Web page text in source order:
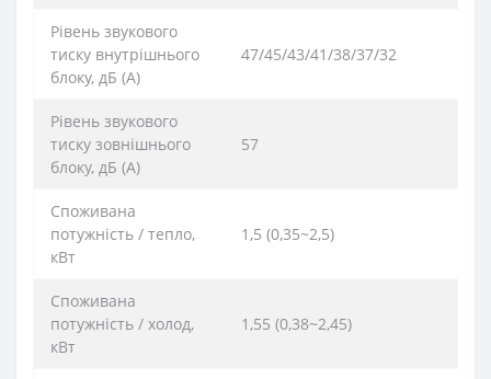
Рівень звукового
тиску внутрішнього
блоку, дБ (А)
47/45/43/41/38/37/32
Рівень звукового
тиску зовнішнього
блоку, дБ (А)
57
Споживана
потужність / тепло,
кВт
1,5 (0,35~2,5)
Споживана
потужність / холод,
кВт
1,55 (0,38~2,45)